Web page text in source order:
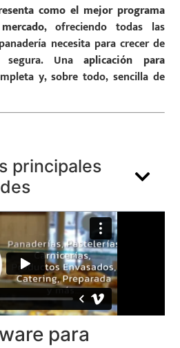
como el mejor programa
, ofreciendo todas las
necesita para crecer de
segura. Unaaplicación para
y, sobre todo, sencilla de
principales
para